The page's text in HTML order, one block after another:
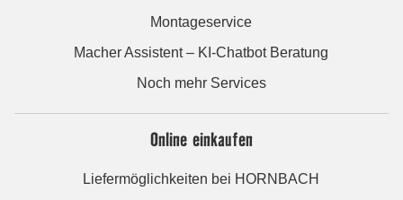
Montageservice
Macher Assistent – KI-Chatbot Beratung
Noch mehr Services
Online einkaufen
Liefermöglichkeiten bei HORNBACH